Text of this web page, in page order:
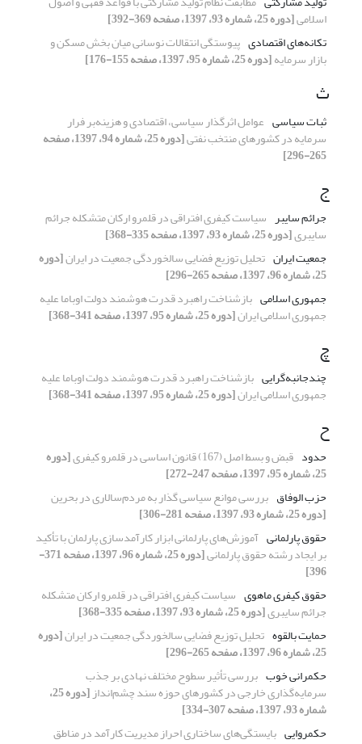
اسلامی[دوره 25، شماره 93، 1397، صفحه 369-392]
تکانه‌های اقتصادی پیوستگی انتقالات نوسانی میان بخش مسکن و
بازار سرمایه[دوره 25، شماره 95، 1397، صفحه 155-176]
ث
ثبات سیاسی عوامل اثرگذار سیاسی، اقتصادی و هزینه‌بر فرار
سرمایه در کشورهای منتخب نفتی [دوره 25، شماره 94، 1397، صفحه
265-296]
ج
جرائم سایبر سیاست کیفری افتراقی در قلمرو ارکان متشکله جرائم
سایبری[دوره 25، شماره 93، 1397، صفحه 335-368]
جمعیت ایران تحلیل توزیع فضایی سالخوردگی جمعیت در ایران[دوره
25، شماره 96، 1397، صفحه 265-296]
جمهوری اسلامی بازشناخت راهبرد قدرت هوشمند دولت اوباما علیه
جمهوری اسلامی ایران[دوره 25، شماره 95، 1397، صفحه 341-368]
چ
چندجانبه‌گرایی بازشناخت راهبرد قدرت هوشمند دولت اوباما علیه
جمهوری اسلامی ایران[دوره 25، شماره 95، 1397، صفحه 341-368]
ح
حدود قبض و بسط اصل (167) قانون اساسی در قلمرو کیفری [دوره
25، شماره 95، 1397، صفحه 247-272]
حزب الوفاق بررسی موانع سیاسی گذار به مردم‌سالاری در بحرین
[دوره 25، شماره 93، 1397، صفحه 281-306]
حقوق پارلمانی آموزش‌های پارلمانی ابزار کارآمدسازی پارلمان با تأکید
بر ایجاد رشته حقوق پارلمانی [دوره 25، شماره 96، 1397، صفحه 371-
396]
حقوق کیفری ماهوی سیاست کیفری افتراقی در قلمرو ارکان متشکله
جرائم سایبری[دوره 25، شماره 93، 1397، صفحه 335-368]
حمایت بالقوه تحلیل توزیع فضایی سالخوردگی جمعیت در ایران[دوره
25، شماره 96، 1397، صفحه 265-296]
حکمرانی خوب بررسی تأثیر سطوح مختلف نهادی بر جذب
سرمایه‌گذاری خارجی در کشورهای حوزه سند چشم‌انداز [دوره 25،
شماره 93، 1397، صفحه 307-334]
حکمروایی بایستگی‌های ساختاری احراز مدیریت کارآمد در مناطق